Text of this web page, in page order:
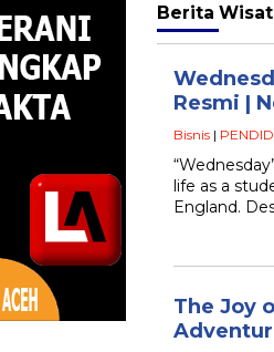
Berita
Resmi |
Bisnis |
life as a
England.
The Joy